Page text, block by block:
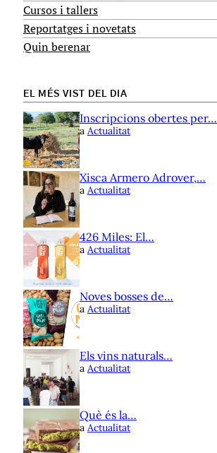
Cursos i tallers
Reportatges i novetats
Quin berenar
EL MÉS VIST DEL DIA
Inscripcions obertes per…
a Actualitat
Xisca Armero Adrover,…
a Actualitat
426 Miles: El…
a Actualitat
Noves bosses de…
a Actualitat
Els vins naturals…
a Actualitat
Què és la…
a Actualitat